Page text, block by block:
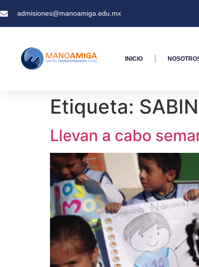
admisiones@manoamiga.edu.mx
INICIO
Etiqueta: SABIN
Llevan a cabo